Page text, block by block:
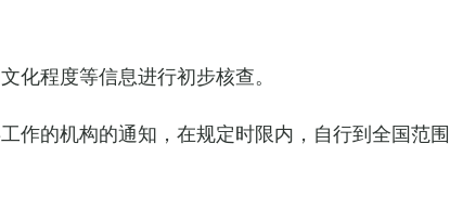
程度等信息进行初步核查。
作的机构的通知，在规定时限内，自行到全国范围